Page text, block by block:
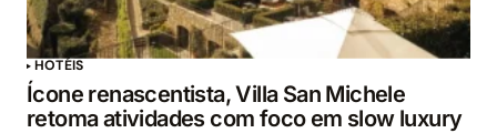
HOTÉIS
Ícone renascentista, Villa San Michele
retoma atividades com foco em slow luxury